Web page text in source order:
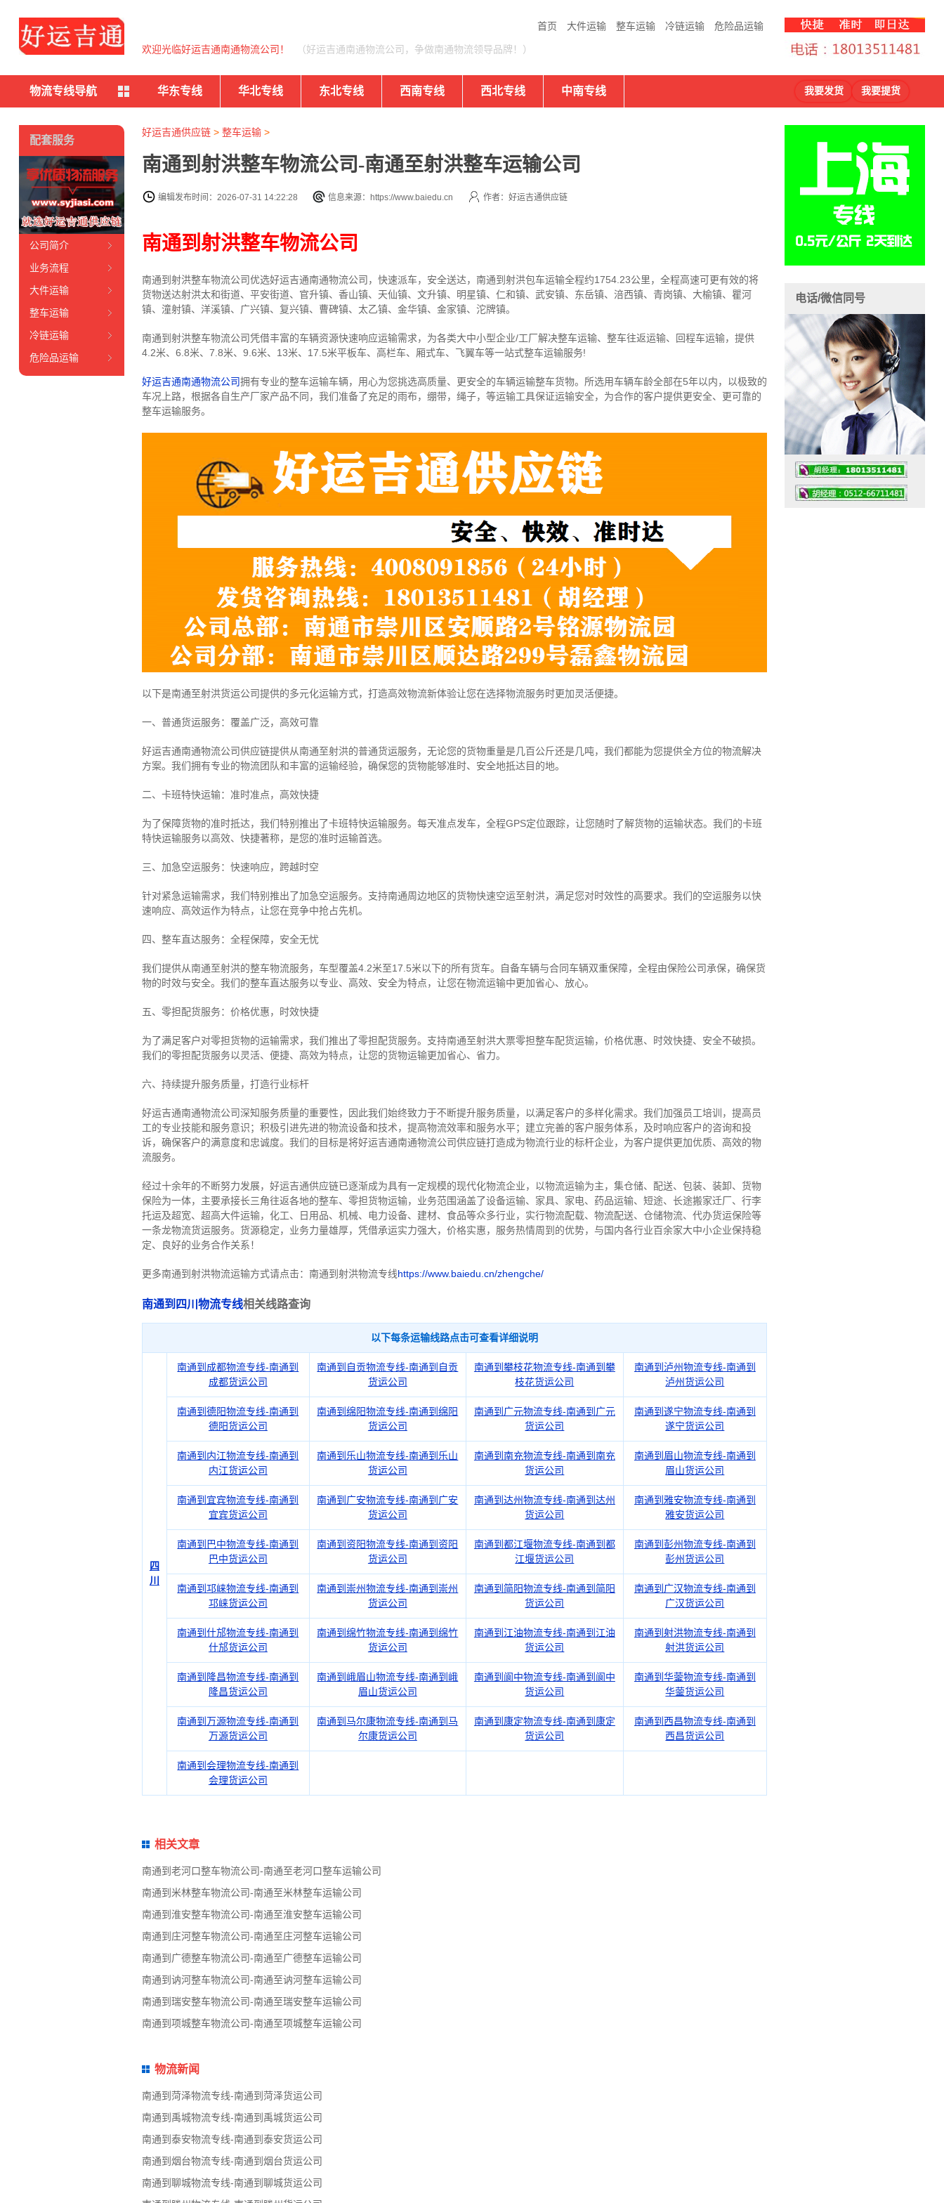
首页 大件运输 整车运输 冷链运输 危险品运输
欢迎光临好运吉通南通物流公司！ （好运吉通南通物流公司，争做南通物流领导品牌！）
物流专线导航 华东专线 华北专线 东北专线 西南专线 西北专线 中南专线 我要发货 我要提货
好运吉通供应链> 整车运输>
南通到射洪整车物流公司-南通至射洪整车运输公司
编辑发布时间：2026-07-31 14:22:28 信息来源：https://www.baiedu.cn 作者：好运吉通供应链
南通到射洪整车物流公司
南通到射洪整车物流公司优选好运吉通南通物流公司，快速派车，安全送达，南通到射洪包车运输全程约1754.23公里，全程高速可更有效的将
货物送达射洪太和街道、平安街道、官升镇、香山镇、天仙镇、文升镇、明星镇、仁和镇、武安镇、东岳镇、涪西镇、青岗镇、大榆镇、瞿河
镇、潼射镇、洋溪镇、广兴镇、复兴镇、曹碑镇、太乙镇、金华镇、金家镇、沱牌镇。
南通到射洪整车物流公司凭借丰富的车辆资源快速响应运输需求，为各类大中小型企业/工厂解决整车运输、整车往返运输、回程车运输， 提供
4.2米、6.8米、7.8米、9.6米、13米、17.5米平板车、高栏车、厢式车、飞翼车等一站式整车运输服务!
好运吉通南通物流公司拥有专业的整车运输车辆，用心为您挑选高质量、更安全的车辆运输整车货物。所选用车辆车龄全部在5年以内，以极致的
车况上路，根据各自生产厂家产品不同，我们准备了充足的雨布，绷带，绳子，等运输工具保证运输安全，为合作的客户提供更安全、更可靠的
整车运输服务。
以下是南通至射洪货运公司提供的多元化运输方式，打造高效物流新体验让您在选择物流服务时更加灵活便捷。
一、普通货运服务：覆盖广泛，高效可靠
好运吉通南通物流公司供应链提供从南通至射洪的普通货运服务，无论您的货物重量是几百公斤还是几吨，我们都能为您提供全方位的物流解决
方案。我们拥有专业的物流团队和丰富的运输经验，确保您的货物能够准时、安全地抵达目的地。
二、卡班特快运输：准时准点，高效快捷
为了保障货物的准时抵达，我们特别推出了卡班特快运输服务。每天准点发车，全程GPS定位跟踪，让您随时了解货物的运输状态。我们的卡班
特快运输服务以高效、快捷著称，是您的准时运输首选。
三、加急空运服务：快速响应，跨越时空
针对紧急运输需求，我们特别推出了加急空运服务。支持南通周边地区的货物快速空运至射洪，满足您对时效性的高要求。我们的空运服务以快
速响应、高效运作为特点，让您在竞争中抢占先机。
四、整车直达服务：全程保障，安全无忧
我们提供从南通至射洪的整车物流服务，车型覆盖4.2米至17.5米以下的所有货车。自备车辆与合同车辆双重保障，全程由保险公司承保，确保货
物的时效与安全。我们的整车直达服务以专业、高效、安全为特点，让您在物流运输中更加省心、放心。
五、零担配货服务：价格优惠，时效快捷
为了满足客户对零担货物的运输需求，我们推出了零担配货服务。支持南通至射洪大票零担整车配货运输，价格优惠、时效快捷、安全不破损。
我们的零担配货服务以灵活、便捷、高效为特点，让您的货物运输更加省心、省力。
六、持续提升服务质量，打造行业标杆
好运吉通南通物流公司深知服务质量的重要性，因此我们始终致力于不断提升服务质量，以满足客户的多样化需求。我们加强员工培训，提高员
工的专业技能和服务意识；积极引进先进的物流设备和技术，提高物流效率和服务水平；建立完善的客户服务体系，及时响应客户的咨询和投
诉，确保客户的满意度和忠诚度。我们的目标是将好运吉通南通物流公司供应链打造成为物流行业的标杆企业，为客户提供更加优质、高效的物
流服务。
经过十余年的不断努力发展，好运吉通供应链已逐渐成为具有一定规模的现代化物流企业，以物流运输为主，集仓储、配送、包装、装卸、货物
保险为一体，主要承接长三角往返各地的整车、零担货物运输，业务范围涵盖了设备运输、家具、家电、药品运输、短途、长途搬家迁厂、行李
托运及超宽、超高大件运输，化工、日用品、机械、电力设备、建材、食品等众多行业，实行物流配载、物流配送、仓储物流、代办货运保险等
一条龙物流货运服务。货源稳定，业务力量雄厚，凭借承运实力强大，价格实惠，服务热情周到的优势，与国内各行业百余家大中小企业保持稳
定、良好的业务合作关系！
更多南通到射洪物流运输方式请点击：南通到射洪物流专线https://www.baiedu.cn/zhengche/
南通到四川物流专线相关线路查询
以下每条运输线路点击可查看详细说明
四
川
南通到成都物流专线-南通到
成都货运公司
南通到自贡物流专线-南通到自贡
货运公司
南通到攀枝花物流专线-南通到攀
枝花货运公司
南通到泸州物流专线-南通到
泸州货运公司
南通到德阳物流专线-南通到
德阳货运公司
南通到绵阳物流专线-南通到绵阳
货运公司
南通到广元物流专线-南通到广元
货运公司
南通到遂宁物流专线-南通到
遂宁货运公司
南通到内江物流专线-南通到
内江货运公司
南通到乐山物流专线-南通到乐山
货运公司
南通到南充物流专线-南通到南充
货运公司
南通到眉山物流专线-南通到
眉山货运公司
南通到宜宾物流专线-南通到
宜宾货运公司
南通到广安物流专线-南通到广安
货运公司
南通到达州物流专线-南通到达州
货运公司
南通到雅安物流专线-南通到
雅安货运公司
南通到巴中物流专线-南通到
巴中货运公司
南通到资阳物流专线-南通到资阳
货运公司
南通到都江堰物流专线-南通到都
江堰货运公司
南通到彭州物流专线-南通到
彭州货运公司
南通到邛崃物流专线-南通到
邛崃货运公司
南通到崇州物流专线-南通到崇州
货运公司
南通到简阳物流专线-南通到简阳
货运公司
南通到广汉物流专线-南通到
广汉货运公司
南通到什邡物流专线-南通到
什邡货运公司
南通到绵竹物流专线-南通到绵竹
货运公司
南通到江油物流专线-南通到江油
货运公司
南通到射洪物流专线-南通到
射洪货运公司
南通到隆昌物流专线-南通到
隆昌货运公司
南通到峨眉山物流专线-南通到峨
眉山货运公司
南通到阆中物流专线-南通到阆中
货运公司
南通到华蓥物流专线-南通到
华蓥货运公司
南通到万源物流专线-南通到
万源货运公司
南通到马尔康物流专线-南通到马
尔康货运公司
南通到康定物流专线-南通到康定
货运公司
南通到西昌物流专线-南通到
西昌货运公司
南通到会理物流专线-南通到
会理货运公司
相关文章
南通到老河口整车物流公司-南通至老河口整车运输公司
南通到米林整车物流公司-南通至米林整车运输公司
南通到淮安整车物流公司-南通至淮安整车运输公司
南通到庄河整车物流公司-南通至庄河整车运输公司
南通到广德整车物流公司-南通至广德整车运输公司
南通到讷河整车物流公司-南通至讷河整车运输公司
南通到瑞安整车物流公司-南通至瑞安整车运输公司
南通到项城整车物流公司-南通至项城整车运输公司
物流新闻
南通到菏泽物流专线-南通到菏泽货运公司
南通到禹城物流专线-南通到禹城货运公司
南通到泰安物流专线-南通到泰安货运公司
南通到烟台物流专线-南通到烟台货运公司
南通到聊城物流专线-南通到聊城货运公司
配套服务
公司简介
业务流程
大件运输
整车运输
冷链运输
危险品运输
电话/微信同号